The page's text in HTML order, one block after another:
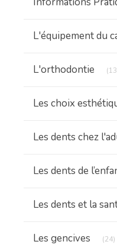
L'équipement du
L'orthodontie
Les choix
Les dents chez
Les dents de
Les dents et la
Les gencives (24)